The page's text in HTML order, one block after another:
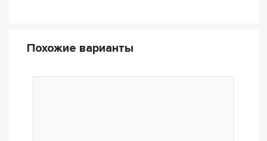
Похожие варианты